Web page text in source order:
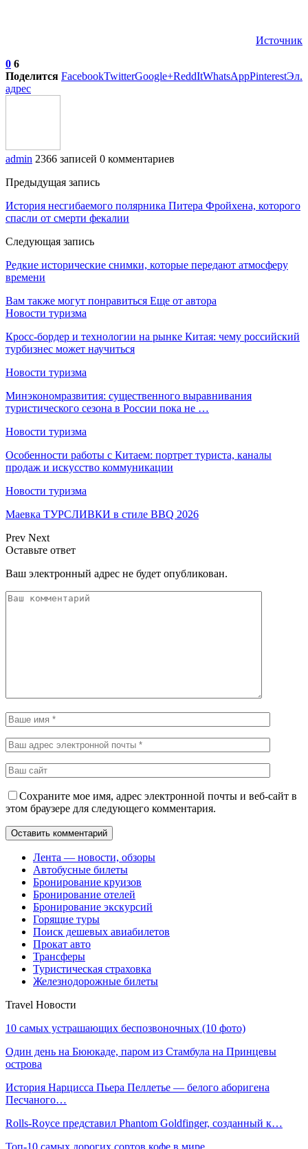
Источник
0 6
Поделится FacebookTwitterGoogle+ReddItWhatsAppPinterestЭл.
адрес
admin 2366 записей 0 комментариев
Предыдущая запись
История несгибаемого полярника Питера Фройхена, которого
спасли от смерти фекалии
Следующая запись
Редкие исторические снимки, которые передают атмосферу
времени
Вам также могут понравиться Еще от автора
Новости туризма
Кросс-бордер и технологии на рынке Китая: чему российский
турбизнес может научиться
Новости туризма
Минэкономразвития: существенного выравнивания
туристического сезона в России пока не …
Новости туризма
Особенности работы с Китаем: портрет туриста, каналы
продаж и искусство коммуникации
Новости туризма
Маевка ТУРСЛИВКИ в стиле BBQ 2026
Prev Next
Оставьте ответ
Ваш электронный адрес не будет опубликован.
Сохраните мое имя, адрес электронной почты и веб-сайт в
этом браузере для следующего комментария.
Лента — новости, обзоры
Автобусные билеты
Бронирование круизов
Бронирование отелей
Бронирование экскурсий
Горящие туры
Поиск дешевых авиабилетов
Прокат авто
Трансферы
Туристическая страховка
Железнодорожные билеты
Travel Новости
10 самых устрашающих беспозвоночных (10 фото)
Один день на Бююкаде, паром из Стамбула на Принцевы
острова
История Нарцисса Пьера Пеллетье — белого аборигена
Песчаного…
Rolls-Royce представил Phantom Goldfinger, созданный к…
Топ-10 самых дорогих сортов кофе в мире